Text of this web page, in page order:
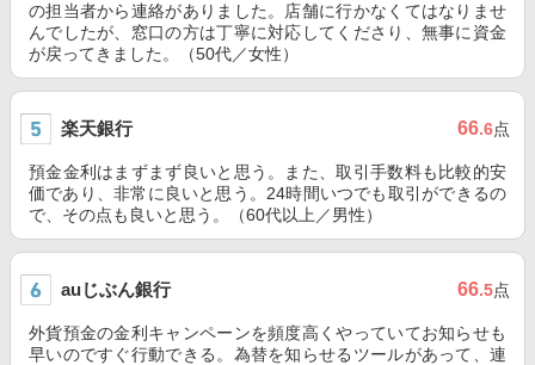
の担当者から連絡がありました。店舗に行かなくてはなりませ
んでしたが、窓口の方は丁寧に対応してくださり、無事に資金
が戻ってきました。（50代／女性）
楽天銀行 66.6点
預金金利はまずまず良いと思う。また、取引手数料も比較的安
価であり、非常に良いと思う。24時間いつでも取引ができるの
で、その点も良いと思う。（60代以上／男性）
auじぶん銀行 66.5点
外貨預金の金利キャンペーンを頻度高くやっていてお知らせも
早いのですぐ行動できる。為替を知らせるツールがあって、連